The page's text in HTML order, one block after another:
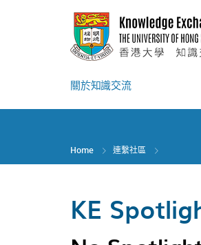
關於知識交流
Home 連繫社區
KE